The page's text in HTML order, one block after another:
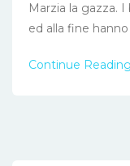
Marzia la gazza.
ed alla fine
Continue